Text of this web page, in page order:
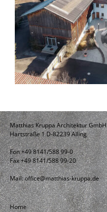
Matthias Kruppa Architektur GmbH
Hartstraße 1 D-82239 Alling
Fon +49 8141/588 99-0
Fax +49 8141/588 99-20
Mail:office@matthias-kruppa.de
Home